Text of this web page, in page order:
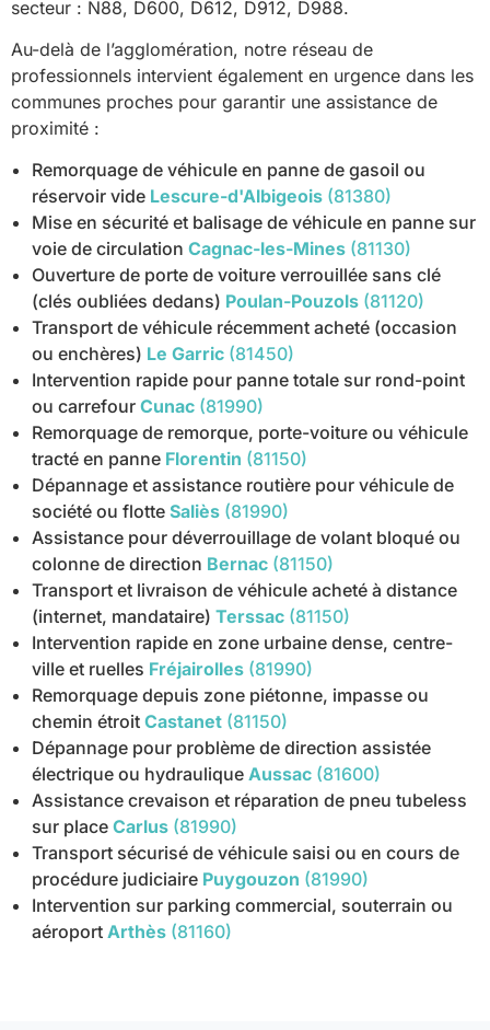
secteur : N88, D600, D612, D912, D988.
Au-delà de l’agglomération, notre réseau de
professionnels intervient également en urgence dans les
communes proches pour garantir une assistance de
proximité :
Remorquage de véhicule en panne de gasoil ou
réservoir vide Lescure-d'Albigeois (81380)
Mise en sécurité et balisage de véhicule en panne sur
voie de circulation Cagnac-les-Mines (81130)
Ouverture de porte de voiture verrouillée sans clé
(clés oubliées dedans) Poulan-Pouzols (81120)
Transport de véhicule récemment acheté (occasion
ou enchères) Le Garric (81450)
Intervention rapide pour panne totale sur rond-point
ou carrefour Cunac (81990)
Remorquage de remorque, porte-voiture ou véhicule
tracté en panne Florentin (81150)
Dépannage et assistance routière pour véhicule de
société ou flotte Saliès (81990)
Assistance pour déverrouillage de volant bloqué ou
colonne de direction Bernac (81150)
Transport et livraison de véhicule acheté à distance
(internet, mandataire) Terssac (81150)
Intervention rapide en zone urbaine dense, centre-
ville et ruelles Fréjairolles (81990)
Remorquage depuis zone piétonne, impasse ou
chemin étroit Castanet (81150)
Dépannage pour problème de direction assistée
électrique ou hydraulique Aussac (81600)
Assistance crevaison et réparation de pneu tubeless
sur place Carlus (81990)
Transport sécurisé de véhicule saisi ou en cours de
procédure judiciaire Puygouzon (81990)
Intervention sur parking commercial, souterrain ou
aéroport Arthès (81160)